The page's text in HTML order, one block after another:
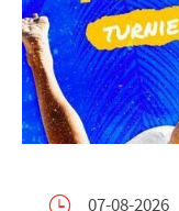
07-08-2026